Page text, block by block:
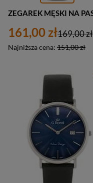
161,00 zł
Najniższa cena: 151,00 zł
169,00 zł